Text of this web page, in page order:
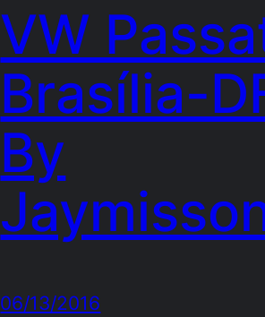
VW
Brasília-
By
06/13/2016